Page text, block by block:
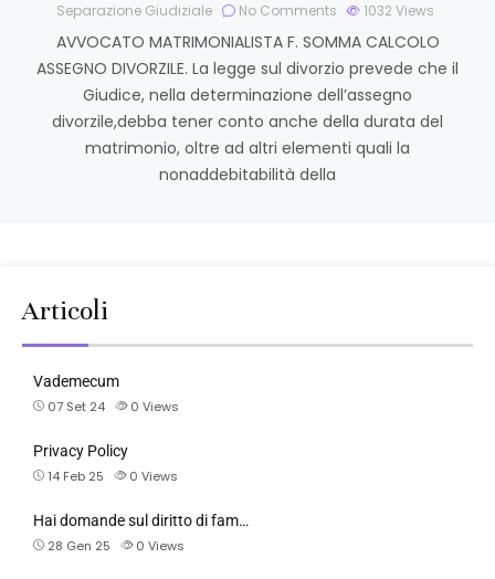
Separazione Giudiziale
No Comments 1032 Views
AVVOCATO MATRIMONIALISTA F. SOMMA CALCOLO
ASSEGNO DIVORZILE. La legge sul divorzio prevede che il
Giudice, nella determinazione dell’assegno
divorzile,debba tener conto anche della durata del
matrimonio, oltre ad altri elementi quali la
nonaddebitabilità della
Articoli
Vademecum
07 Set 24
0 Views
Privacy Policy
14 Feb 25
0 Views
Hai domande sul diritto di fam…
28 Gen 25
0 Views